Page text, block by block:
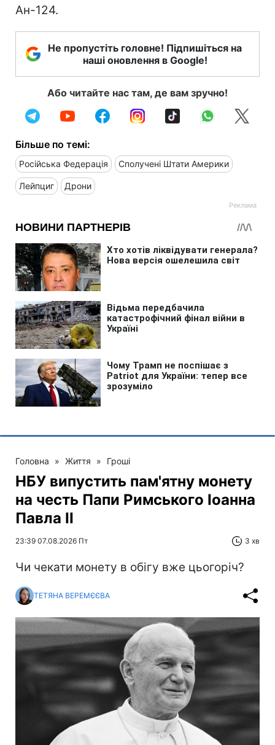
Ан-124.
Не пропустіть головне! Підпишіться на
наші оновлення в Google!
Або читайте нас там, де вам зручно!
Більше по темі:
Російська Федерація Сполучені Штати Америки
Лейпциг Дрони
Головна » Життя » Гроші
НБУ випустить пам'ятну монету
на честь Папи Римського Іоанна
Павла II
23:39 07.08.2026 Пт 3 хв
Чи чекати монету в обігу вже цьогоріч?
ТЕТЯНА ВЕРЕМЄЄВА